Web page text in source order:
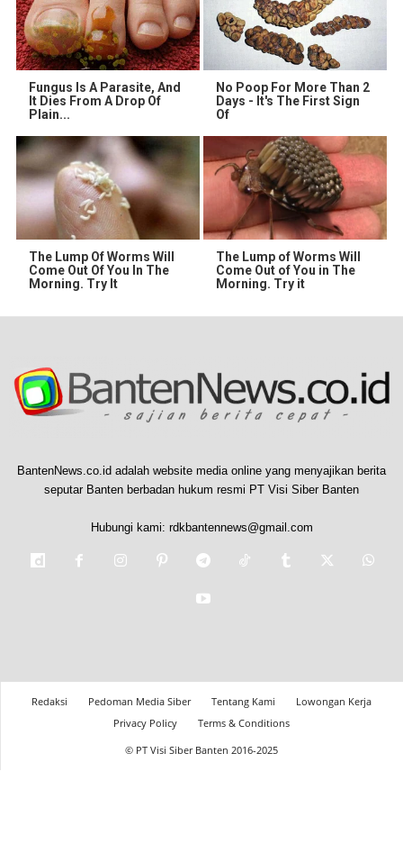
Fungus Is A Parasite, And
It Dies From A Drop Of
Plain...
No Poop For More Than 2
Days - It's The First Sign
Of
The Lump Of Worms Will
Come Out Of You In The
Morning. Try It
The Lump of Worms Will
Come Out of You in The
Morning. Try it
BantenNews.co.id adalah website media online yang menyajikan berita
seputar Banten berbadan hukum resmi PT Visi Siber Banten
Hubungi kami: rdkbantennews@gmail.com
Redaksi Pedoman Media Siber Tentang Kami
Lowongan Kerja
Privacy Policy
Terms & Conditions
© PT Visi Siber Banten 2016-2025